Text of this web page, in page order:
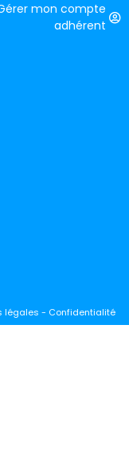
mon compte
adhérent
légales - Confidentialité